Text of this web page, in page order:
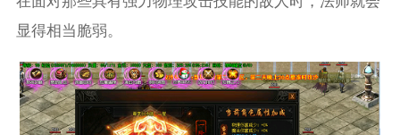
显得相当脆弱。